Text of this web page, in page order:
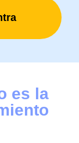
es la